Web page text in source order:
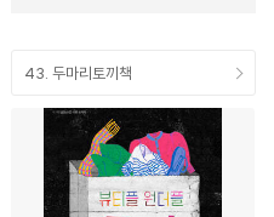
43. 두마리토끼책